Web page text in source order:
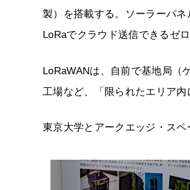
製）を搭載する。ソーラーパ
LoRaでクラウド送信できるゼ
LoRaWANは、自前で基地局（
工場など、「限られたエリア
東京大学とアークエッジ・スペ